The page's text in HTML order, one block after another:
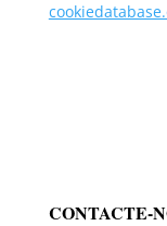
CONTACTE-